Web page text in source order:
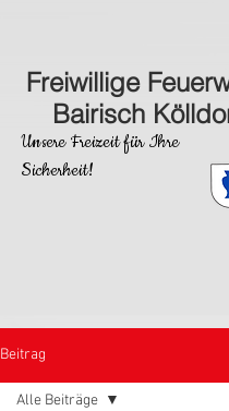
Freiwillige
Bairisch
Unsere Freizeit für Ihre
Sicherheit!
Beitrag
Alle Beiträge